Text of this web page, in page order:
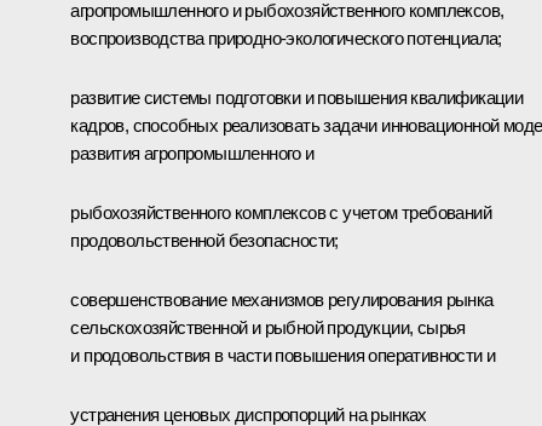
агропромышленного и рыбохозяйственного комплексов,
воспроизводства природно-экологического потенциала;
развитие системы подготовки и повышения квалификации
кадров, способных реализовать задачи инновационной
развития агропромышленного и
рыбохозяйственного комплексов с учетом требований
продовольственной безопасности;
совершенствование механизмов регулирования рынка
сельскохозяйственной и рыбной продукции, сырья
и продовольствия в части повышения оперативности и
устранения ценовых диспропорций на рынках